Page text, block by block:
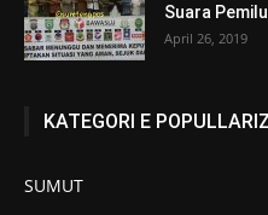
Suara
April 26, 2019
KATEGORI E
SUMUT